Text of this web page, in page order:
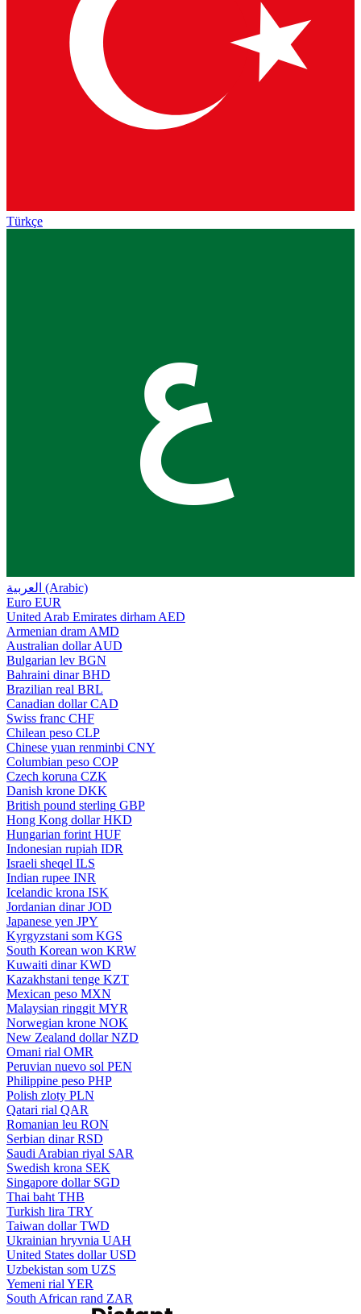
Türkçe
ع
العربية (Arabic)
Euro EUR
United Arab Emirates dirham AED
Armenian dram AMD
Australian dollar AUD
Bulgarian lev BGN
Bahraini dinar BHD
Brazilian real BRL
Canadian dollar CAD
Swiss franc CHF
Chilean peso CLP
Chinese yuan renminbi CNY
Columbian peso COP
Czech koruna CZK
Danish krone DKK
British pound sterling GBP
Hong Kong dollar HKD
Hungarian forint HUF
Indonesian rupiah IDR
Israeli sheqel ILS
Indian rupee INR
Icelandic krona ISK
Jordanian dinar JOD
Japanese yen JPY
Kyrgyzstani som KGS
South Korean won KRW
Kuwaiti dinar KWD
Kazakhstani tenge KZT
Mexican peso MXN
Malaysian ringgit MYR
Norwegian krone NOK
New Zealand dollar NZD
Omani rial OMR
Peruvian nuevo sol PEN
Philippine peso PHP
Polish zloty PLN
Qatari rial QAR
Romanian leu RON
Serbian dinar RSD
Saudi Arabian riyal SAR
Swedish krona SEK
Singapore dollar SGD
Thai baht THB
Turkish lira TRY
Taiwan dollar TWD
Ukrainian hryvnia UAH
United States dollar USD
Uzbekistan som UZS
Yemeni rial YER
South African rand ZAR